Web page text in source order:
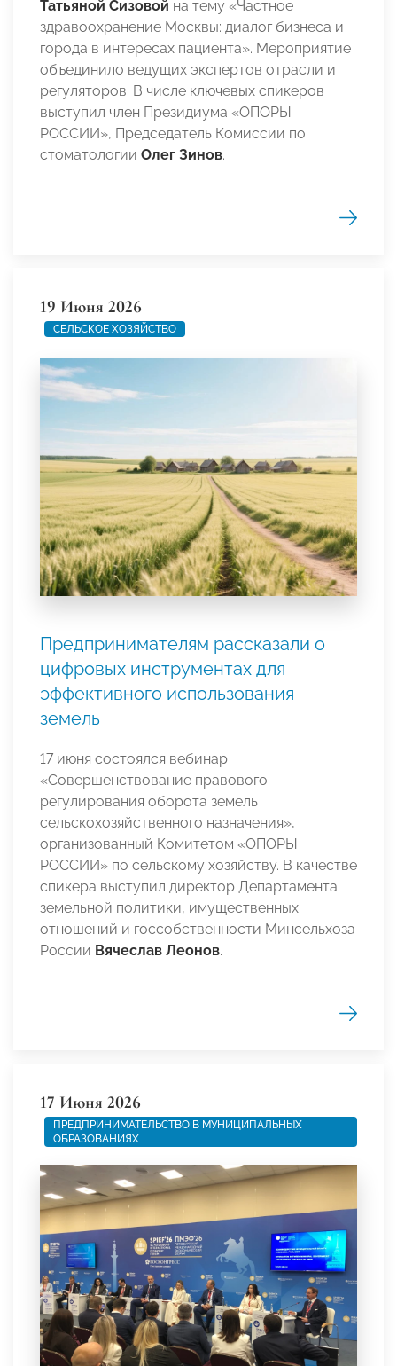
Татьяной Сизовой на тему «Частное
здравоохранение Москвы: диалог бизнеса и
города в интересах пациента». Мероприятие
объединило ведущих экспертов отрасли и
регуляторов. В числе ключевых спикеров
выступил член Президиума «ОПОРЫ
РОССИИ», Председатель Комиссии по
стоматологии Олег Зинов.
19 Июня 2026
СЕЛЬСКОЕ ХОЗЯЙСТВО
Предпринимателям рассказали о
цифровых инструментах для
эффективного использования
земель
17 июня состоялся вебинар
«Совершенствование правового
регулирования оборота земель
сельскохозяйственного назначения»,
организованный Комитетом «ОПОРЫ
РОССИИ» по сельскому хозяйству. В качестве
спикера выступил директор Департамента
земельной политики, имущественных
отношений и госсобственности Минсельхоза
России Вячеслав Леонов.
17 Июня 2026
ПРЕДПРИНИМАТЕЛЬСТВО В МУНИЦИПАЛЬНЫХ
ОБРАЗОВАНИЯХ